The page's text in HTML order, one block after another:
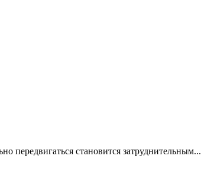
передвигаться становится затруднительным...